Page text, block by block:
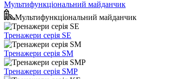
Мультифункціональний майданчик
Мультифункціональний майданчик
Тренажери серія SE
Тренажери серія SM
Тренажери серія SMP